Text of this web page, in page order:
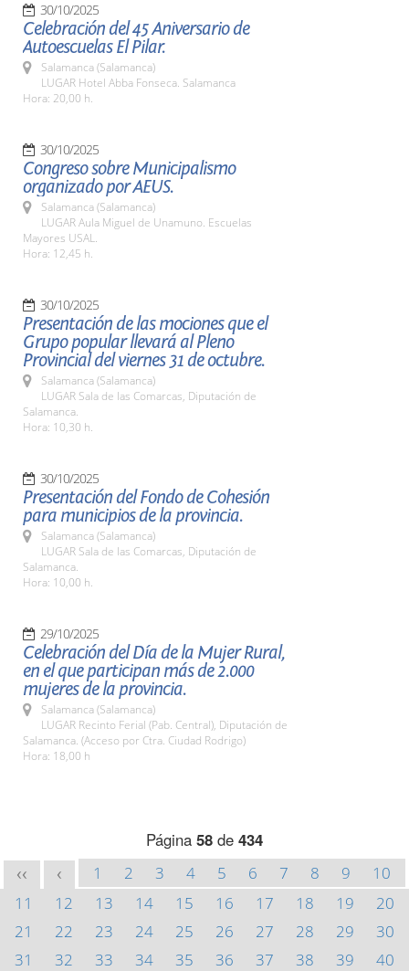
30/10/2025
Celebración del 45 Aniversario de
Autoescuelas El Pilar.
Salamanca (Salamanca)
LUGAR Hotel Abba Fonseca. Salamanca
Hora: 20,00 h.
30/10/2025
Congreso sobre Municipalismo
organizado por AEUS.
Salamanca (Salamanca)
LUGAR Aula Miguel de Unamuno. Escuelas
Mayores USAL.
Hora: 12,45 h.
30/10/2025
Presentación de las mociones que el
Grupo popular llevará al Pleno
Provincial del viernes 31 de octubre.
Salamanca (Salamanca)
LUGAR Sala de las Comarcas, Diputación de
Salamanca.
Hora: 10,30 h.
30/10/2025
Presentación del Fondo de Cohesión
para municipios de la provincia.
Salamanca (Salamanca)
LUGAR Sala de las Comarcas, Diputación de
Salamanca.
Hora: 10,00 h.
29/10/2025
Celebración del Día de la Mujer Rural,
en el que participan más de 2.000
mujeres de la provincia.
Salamanca (Salamanca)
LUGAR Recinto Ferial (Pab. Central), Diputación de
Salamanca. (Acceso por Ctra. Ciudad Rodrigo)
Hora: 18,00 h
Página 58 de 434
<< < 1 2 3 4 5 6 7 8 9
10
11
12 13 14 15 16 17 18 19
20
21
22 23 24 25 26 27 28 29
30
31
32 33 34 35 36 37 38 39
40